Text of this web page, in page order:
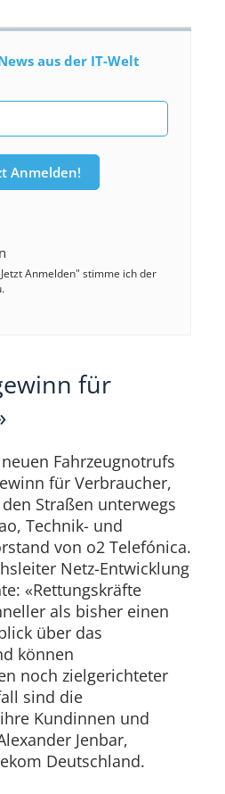
aus der IT-Welt
Anmelden!
Anmelden" stimme ich der
für
Fahrzeugnotrufs
für Verbraucher,
Straßen unterwegs
Technik- und
von o2 Telefónica.
Netz-Entwicklung
«Rettungskräfte
als bisher einen
über das
können
noch zielgerichteter
sind die
Kundinnen und
Jenbar,
Deutschland.